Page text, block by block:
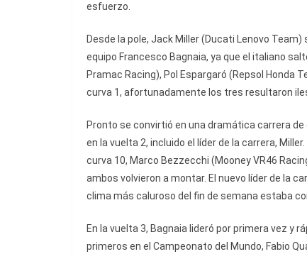
esfuerzo.
Desde la pole, Jack Miller (Ducati Lenovo
equipo Francesco Bagnaia, ya que el italiano
Pramac Racing), Pol Espargaró (Repsol Honda
curva 1, afortunadamente los tres resultaron
Pronto se convirtió en una dramática carrera
en la vuelta 2, incluido el líder de la carrera,
curva 10, Marco Bezzecchi (Mooney VR46
ambos volvieron a montar. El nuevo líder de la
clima más caluroso del fin de semana estaba
En la vuelta 3, Bagnaia lideró por primera vez y
primeros en el Campeonato del Mundo, Fabio